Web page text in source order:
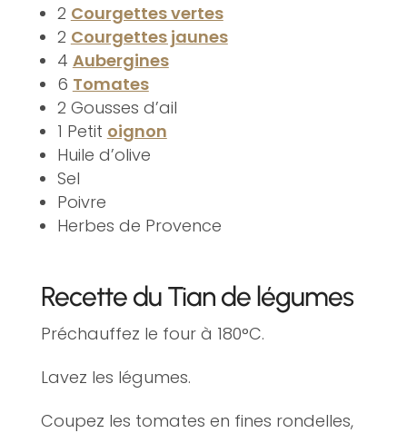
2 Courgettes vertes
2 Courgettes jaunes
4 Aubergines
6 Tomates
2 Gousses d’ail
1 Petit oignon
Huile d’olive
Sel
Poivre
Herbes de Provence
Recette du Tian de légumes
Préchauffez le four à 180°C.
Lavez les légumes.
Coupez les tomates en fines rondelles,